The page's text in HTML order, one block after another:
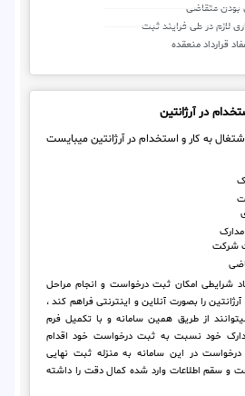
در آرژانتین
به کار و استخدام در آرژانتین میبایست
شرکت
شرایطی امکان ثبت درخواست و انجام مراحل
را بصورت آنلاین و اینترنتی فراهم کند ،
از طریق همین سامانه و با تکمیل فرم
خود نسبت به ثبت درخواست خود اقدام
در این سامانه به منزله ثبت نهایی
و سقم اطلاعات وارد شده کمال دقت را داشته